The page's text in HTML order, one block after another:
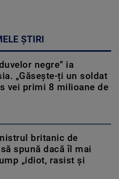
ȘTIRI
negre” ia
„Găsește-ți un soldat
vei primi 8 milioane de
britanic de
spună dacă îl mai
„idiot, rasist și